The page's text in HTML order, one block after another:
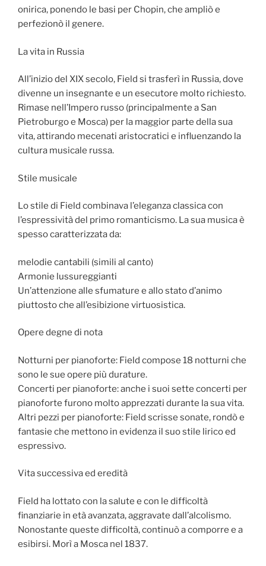
onirica, ponendo le basi per Chopin, che ampliò e
perfezionò il genere.
La vita in Russia
All’inizio del XIX secolo, Field si trasferì in Russia, dove
divenne un insegnante e un esecutore molto richiesto.
Rimase nell’Impero russo (principalmente a San
Pietroburgo e Mosca) per la maggior parte della sua
vita, attirando mecenati aristocratici e influenzando la
cultura musicale russa.
Stile musicale
Lo stile di Field combinava l’eleganza classica con
l’espressività del primo romanticismo. La sua musica è
spesso caratterizzata da:
melodie cantabili (simili al canto)
Armonie lussureggianti
Un’attenzione alle sfumature e allo stato d’animo
piuttosto che all’esibizione virtuosistica.
Opere degne di nota
Notturni per pianoforte: Field compose 18 notturni che
sono le sue opere più durature.
Concerti per pianoforte: anche i suoi sette concerti per
pianoforte furono molto apprezzati durante la sua vita.
Altri pezzi per pianoforte: Field scrisse sonate, rondò e
fantasie che mettono in evidenza il suo stile lirico ed
espressivo.
Vita successiva ed eredità
Field ha lottato con la salute e con le difficoltà
finanziarie in età avanzata, aggravate dall’alcolismo.
Nonostante queste difficoltà, continuò a comporre e a
esibirsi. Morì a Mosca nel 1837.